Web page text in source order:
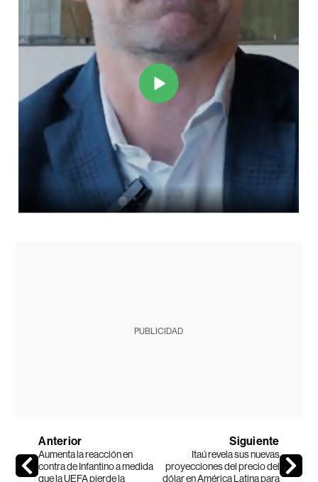
PUBLICIDAD
Anterior
Aumenta la reacción en
contra de Infantino a medida
que la UEFA pierde la
Siguiente
Itaú revela sus nuevas
proyecciones del precio del
dólar en América Latina para